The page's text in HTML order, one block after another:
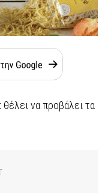
να προβάλει τα